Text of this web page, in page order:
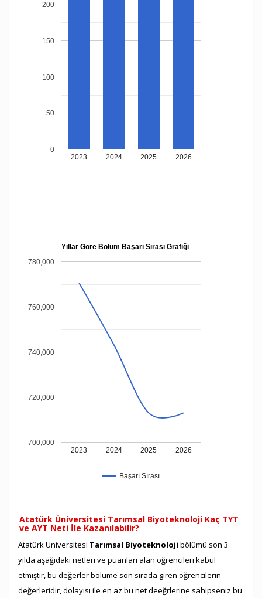
2023 2024 2025 2026
0
50
100
150
200
Yıllar Göre Bölüm Başarı Sırası Grafiği
Başarı Sırası
2023 2024 2025 2026
700,000
720,000
740,000
760,000
780,000
Atatürk Üniversitesi Tarımsal Biyoteknoloji Kaç TYT
ve AYT Neti İle Kazanılabilir?
Atatürk Üniversitesi Tarımsal Biyoteknoloji bölümü son 3
yılda aşağıdaki netleri ve puanları alan öğrencileri kabul
etmiştir, bu değerler bölüme son sırada giren öğrencilerin
değerleridir, dolayısı ile en az bu net deeğrlerine sahipseniz bu